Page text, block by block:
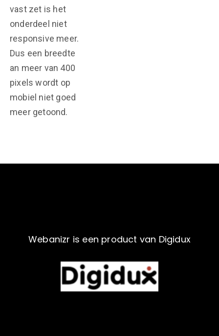
vast zet is het
onderdeel niet
responsive meer.
Dus een breedte
an meer van 400
pixels wordt op
mobiel niet goed
meer getoond.
Webanizr is een product van Digidux